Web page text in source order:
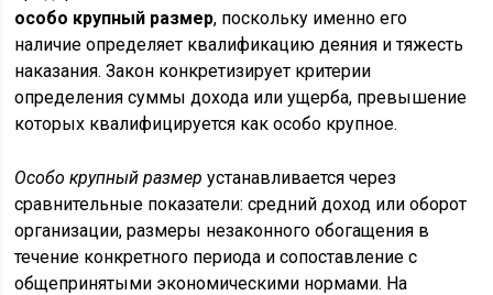
особо крупный размер, поскольку именно его
наличие определяет квалификацию деяния и тяжесть
наказания. Закон конкретизирует критерии
определения суммы дохода или ущерба, превышение
которых квалифицируется как особо крупное.
Особо крупный размер устанавливается через
сравнительные показатели: средний доход или оборот
организации, размеры незаконного обогащения в
течение конкретного периода и сопоставление с
общепринятыми экономическими нормами. На